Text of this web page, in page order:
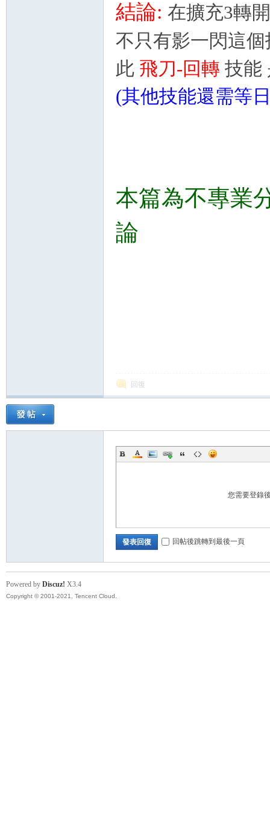
結論: 在擴充3轉
不只有影一閃這
此 飛刀-回轉 技能
(其他技能還需等
本篇為不專業
論
回復
您需要登錄
發表回復 回帖後跳轉到最後一頁
Powered by Discuz! X3.4
Copyright © 2001-2021, Tencent Cloud.